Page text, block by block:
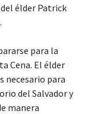
élder Patrick
para la
Cena. El élder
necesario para
del Salvador y
manera